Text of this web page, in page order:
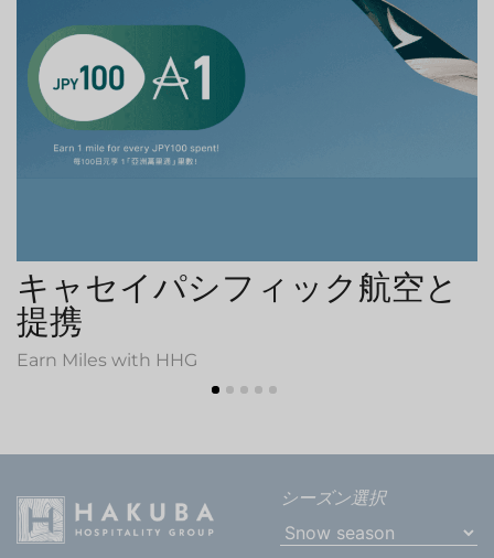
キャセイパシフィック航空と
提携
Earn Miles with HHG
シーズン選択